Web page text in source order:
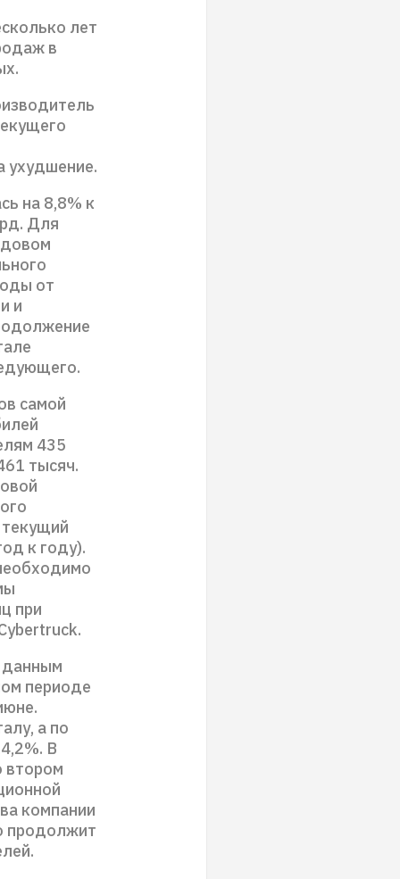
лет
в
ухудшение.
на 8,8% к
Для
от
и
самой
435
тысяч.
к году).
при
данным
периоде
а по
В
втором
компании
продолжит